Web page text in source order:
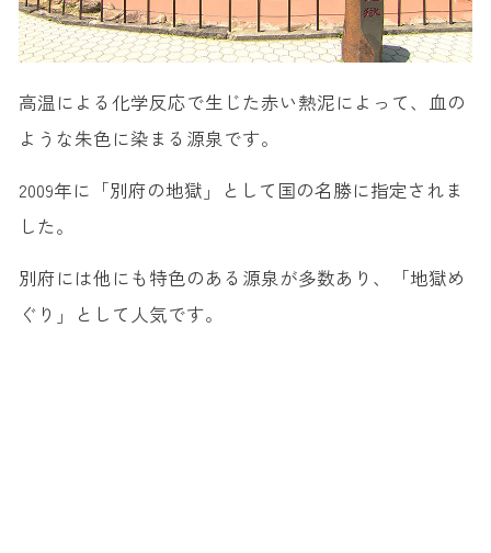
高温による化学反応で生じた赤い熱泥によって、血の
ような朱色に染まる源泉です。
2009年に「別府の地獄」として国の名勝に指定されま
した。
別府には他にも特色のある源泉が多数あり、「地獄め
ぐり」として人気です。